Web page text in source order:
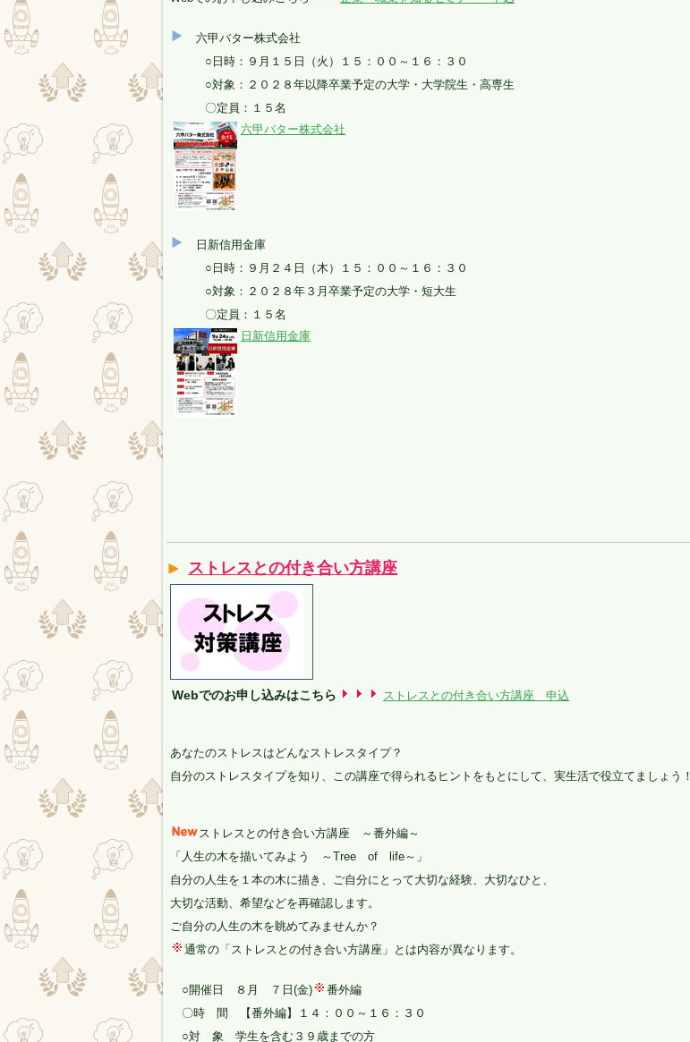
六甲バター株式会社
○日時：９月１５日（火）１５：００～１６：３０
○対象：２０２８年以降卒業予定の大学・大学院生・高専生
〇定員：１５名
六甲バター株式会社
日新信用金庫
○日時：９月２４日（木）１５：００～１６：３０
○対象：２０２８年３月卒業予定の大学・短大生
〇定員：１５名
日新信用金庫
ストレスとの付き合い方講座
Webでのお申し込みはこちら ストレスとの付き合い方講座 申込
あなたのストレスはどんなストレスタイプ？
自分のストレスタイプを知り、この講座で得られるヒントをもとにして、実生活で役立てましょう！
ストレスとの付き合い方講座 ～番外編～
「人生の木を描いてみよう ～Tree of life～」
自分の人生を１本の木に描き、ご自分にとって大切な経験、大切なひと、
大切な活動、希望などを再確認します。
ご自分の人生の木を眺めてみませんか？
通常の「ストレスとの付き合い方講座」とは内容が異なります。
○開催日 ８月 ７日(金)
番外編
〇時 間 【番外編】１４：００～１６：３０
○対 象 学生を含む３９歳までの方